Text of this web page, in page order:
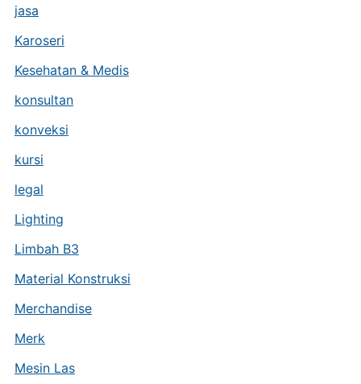
jasa
Karoseri
Kesehatan & Medis
konsultan
konveksi
kursi
legal
Lighting
Limbah B3
Material Konstruksi
Merchandise
Merk
Mesin Las